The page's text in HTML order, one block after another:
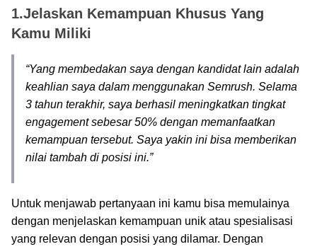
1.Jelaskan Kemampuan Khusus Yang
Kamu Miliki
“Yang membedakan saya dengan kandidat lain adalah
keahlian saya dalam menggunakan Semrush. Selama
3 tahun terakhir, saya berhasil meningkatkan tingkat
engagement sebesar 50% dengan memanfaatkan
kemampuan tersebut. Saya yakin ini bisa memberikan
nilai tambah di posisi ini.”
Untuk menjawab pertanyaan ini kamu bisa memulainya
dengan menjelaskan kemampuan unik atau spesialisasi
yang relevan dengan posisi yang dilamar. Dengan